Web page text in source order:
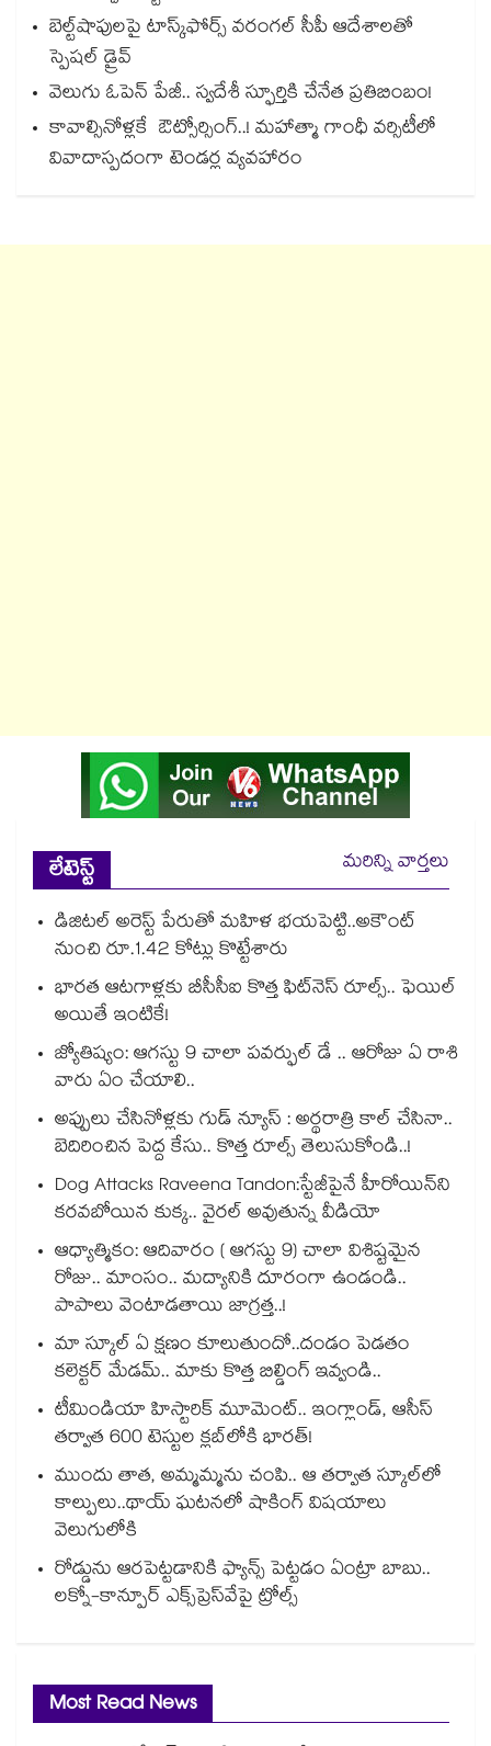
బెల్ట్‌‌‌‌‌‌‌‌‌‌‌‌‌‌‌‌‌‌‌‌‌‌‌‌‌‌‌‌‌‌‌‌షాపులపై టాస్క్‌‌‌‌‌‌‌‌‌‌‌‌‌‌‌‌‌‌‌‌‌‌‌‌‌‌‌‌‌‌‌‌ఫోర్స్ వరంగల్‌‌‌‌‌‌‌‌‌‌‌‌‌‌‌‌‌‌‌‌‌‌‌‌‌‌‌‌‌‌‌‌ సీపీ ఆదేశాలతో
స్పెషల్ డ్రైవ్‌‌‌‌‌‌‌‌‌‌‌‌‌‌‌‌‌‌‌‌‌‌‌‌‌‌‌‌‌‌‌‌
వెలుగు ఓపెన్ పేజీ.. స్వదేశీ స్ఫూర్తికి చేనేత ప్రతిబింబం!
కావాల్సినోళ్లకే ఔట్సోర్సింగ్..! మహాత్మా గాంధీ వర్సిటీలో
వివాదాస్పదంగా టెండర్ల వ్యవహారం
లేటెస్ట్
మరిన్ని వార్తలు
డిజిటల్ అరెస్ట్ పేరుతో మహిళ భయపెట్టి..అకౌంట్
నుంచి రూ.1.42 కోట్లు కొట్టేశారు
భారత ఆటగాళ్లకు బీసీసీఐ కొత్త ఫిట్‌నెస్ రూల్స్.. ఫెయిల్
అయితే ఇంటికే!
జ్యోతిష్యం: ఆగస్టు 9 చాలా పవర్ఫుల్ డే .. ఆరోజు ఏ రాశి
వారు ఏం చేయాలి..
అప్పులు చేసినోళ్లకు గుడ్ న్యూస్ : అర్థరాత్రి కాల్ చేసినా..
బెదిరించిన పెద్ద కేసు.. కొత్త రూల్స్ తెలుసుకోండి..!
Dog Attacks Raveena Tandon:స్టేజీపైనే హీరోయిన్⁬ని
కరవబోయిన కుక్క.. వైరల్ అవుతున్న వీడియో
ఆధ్యాత్మికం: ఆదివారం ( ఆగస్టు 9) చాలా విశిష్టమైన
రోజు.. మాంసం.. మద్యానికి దూరంగా ఉండండి..
పాపాలు వెంటాడతాయి జాగ్రత్త..!
మా స్కూల్ ఏ క్షణం కూలుతుందో..దండం పెడతం
కలెక్టర్ మేడమ్.. మాకు కొత్త బిల్డింగ్ ఇవ్వండి..
టీమిండియా హిస్టారిక్ మూమెంట్.. ఇంగ్లాండ్, ఆసీస్
తర్వాత 600 టెస్టుల క్లబ్‌లోకి భారత్!
ముందు తాత, అమ్మమ్మను చంపి.. ఆ తర్వాత స్కూల్‌లో
కాల్పులు..థాయ్ ఘటనలో షాకింగ్ విషయాలు
వెలుగులోకి
రోడ్డును ఆరపెట్టడానికి ఫ్యాన్స్ పెట్టడం ఏంట్రా బాబు..
లక్నో-కాన్పూర్ ఎక్స్‌ప్రెస్‌వేపై ట్రోల్స్
Most Read News